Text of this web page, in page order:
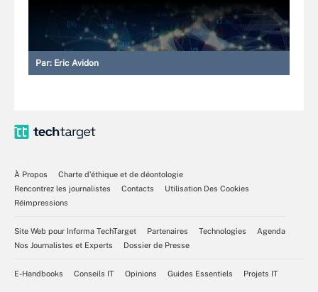
Par: Eric Avidon
À Propos
Charte d’éthique et de déontologie
Rencontrez les journalistes
Contacts
Utilisation Des Cookies
Réimpressions
Site Web pour Informa TechTarget Partenaires Technologies
Agenda
Nos Journalistes et Experts
Dossier de Presse
E-Handbooks Conseils IT Opinions Guides Essentiels Projets IT